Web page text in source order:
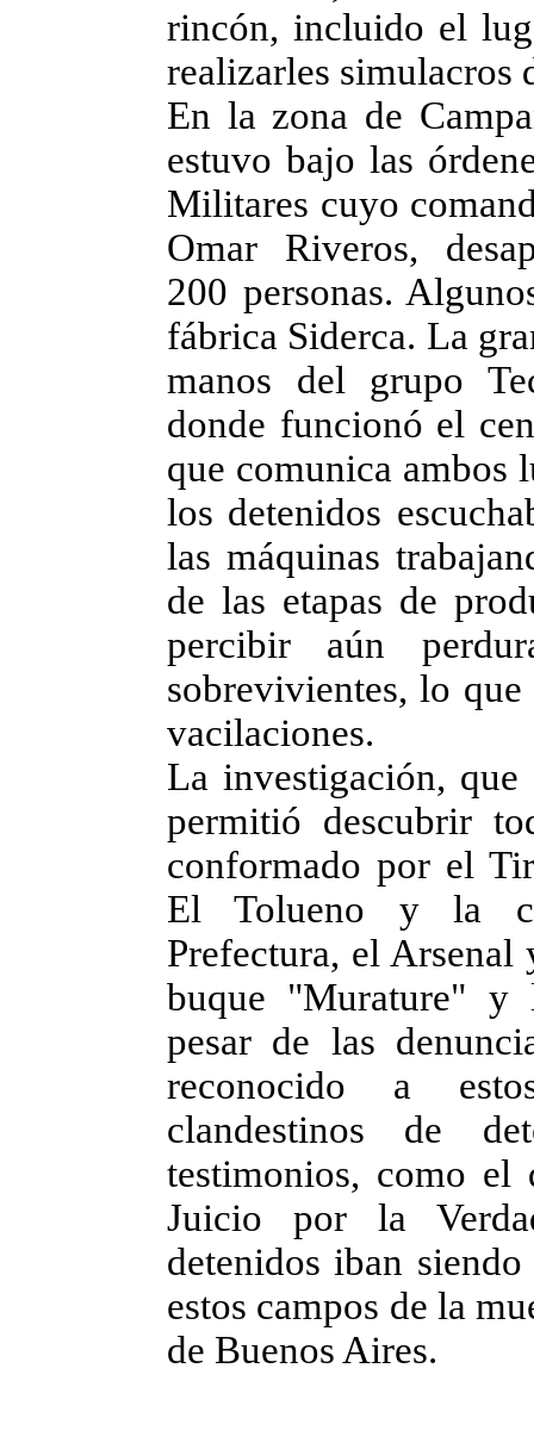
rincón, incluido el
realizarles simulacros
En la zona de
estuvo bajo las
Militares cuyo
Omar Riveros,
200 personas.
fábrica Siderca. La
manos del grupo
donde funcionó el
que comunica ambos
los detenidos
las máquinas
de las etapas de
percibir aún
sobrevivientes, lo
vacilaciones.
La investigación, que
permitió descubrir
conformado por el
El Tolueno y la
Prefectura, el
buque "Murature" y
pesar de las
reconocido a
clandestinos de
testimonios, como
Juicio por la
detenidos iban
estos campos de la
de Buenos Aires.